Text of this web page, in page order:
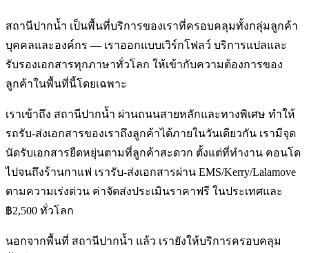
สถานีปากน้ำ เป็นพื้นที่บริการของเราที่ครอบคลุมทั้งกลุ่มลูกค้า
บุคคลและองค์กร — เราออกแบบเวิร์กโฟลว์ บริการแปลและ
รับรองเอกสารทุกภาษาทั่วโลก ให้เข้ากับความต้องการของ
ลูกค้าในพื้นที่นี้โดยเฉพาะ
เราเข้าถึง สถานีปากน้ำ ผ่านถนนสายหลักและทางพิเศษ ทำให้
รถรับ-ส่งเอกสารของเราถึงลูกค้าได้ภายในวันเดียวกัน เรามีจุด
นัดรับเอกสารยืดหยุ่นตามที่ลูกค้าสะดวก ตั้งแต่ที่ทำงาน คอนโด
ไปจนถึงร้านกาแฟ เรารับ-ส่งเอกสารผ่าน EMS/Kerry/Lalamove
ตามความเร่งด่วน ค่าจัดส่งประเมินราคาฟรี ในประเทศและ
฿2,500 ทั่วโลก
นอกจากพื้นที่ สถานีปากน้ำ แล้ว เรายังให้บริการครอบคลุม